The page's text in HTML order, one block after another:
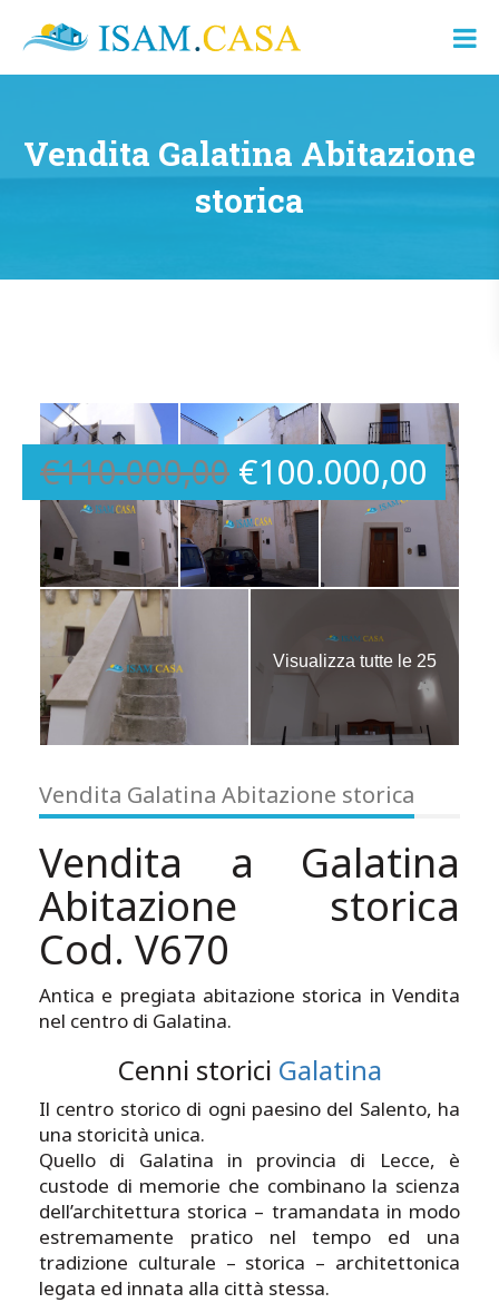
ISAM.CASA
Dove
Cerco
Vendita Galatina Abitazione
storica
€110.000,00 €100.000,00
Visualizza tutte le 25
Vendita Galatina Abitazione storica
Vendita a Galatina
Abitazione storica
Cod. V670
Antica e pregiata abitazione storica in Vendita
nel centro di Galatina.
Cenni storici Galatina
Il centro storico di ogni paesino del Salento, ha
una storicità unica.
Quello di Galatina in provincia di Lecce, è
custode di memorie che combinano la scienza
dell’architettura storica – tramandata in modo
estremamente pratico nel tempo ed una
tradizione culturale – storica – architettonica
legata ed innata alla città stessa.